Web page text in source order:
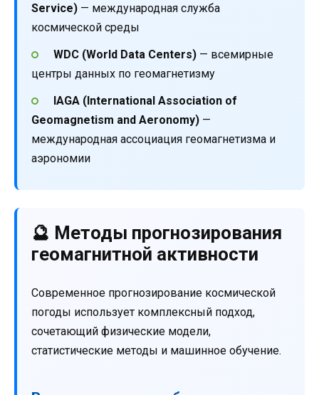
Service) — международная служба
космической среды
WDC (World Data Centers)— всемирные
центры данных по геомагнетизму
IAGA (International Association of
Geomagnetism and Aeronomy) —
международная ассоциация геомагнетизма и
аэрономии
🔮 Методы прогнозирования
геомагнитной активности
Современное прогнозирование космической
погоды использует комплексный подход,
сочетающий физические модели,
статистические методы и машинное обучение.